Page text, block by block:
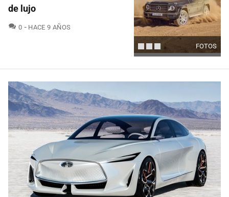
FOTOS
de lujo
0 COMENTARIOS
HACE 9 AÑOS